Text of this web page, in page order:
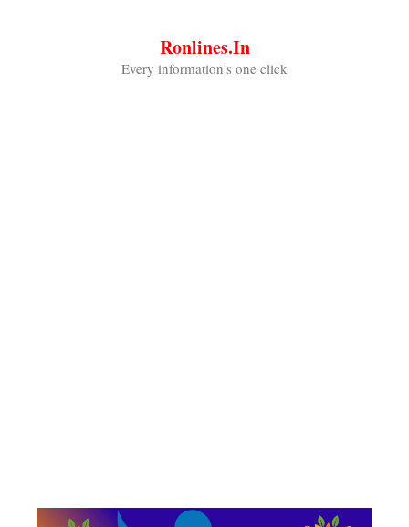
Ronlines.in
Every information's one click